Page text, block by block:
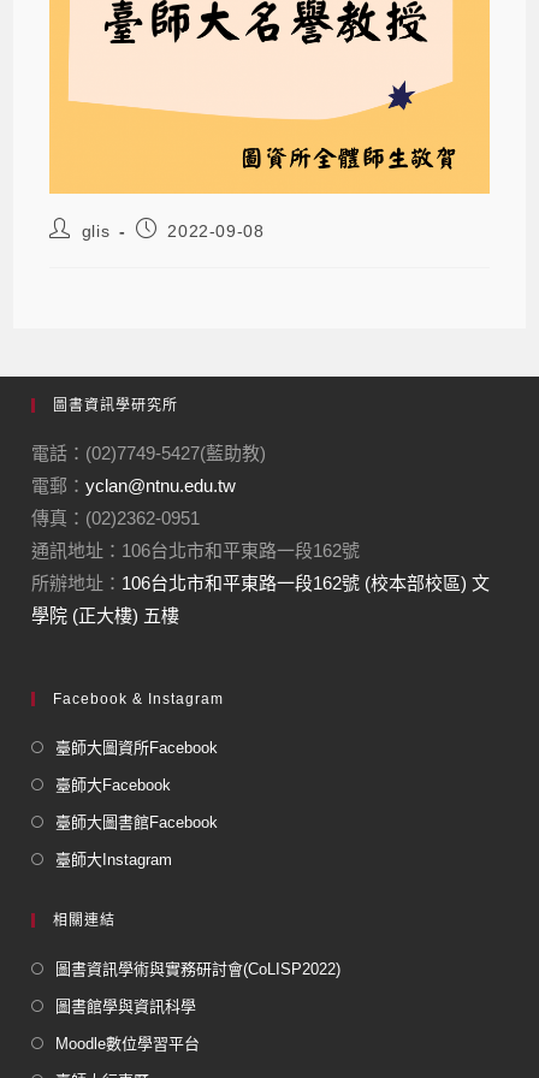
glis 2022-09-08
圖書資訊學研究所
電話：(02)7749-5427(藍助教)
電郵：yclan@ntnu.edu.tw
傳真：(02)2362-0951
通訊地址：106台北市和平東路一段162號
所辦地址： 106台北市和平東路一段162號 (校本部校區) 文
學院 (正大樓) 五樓
Facebook & Instagram
臺師大圖資所Facebook
臺師大Facebook
臺師大圖書館Facebook
臺師大Instagram
相關連結
圖書資訊學術與實務研討會(CoLISP2022)
圖書館學與資訊科學
Moodle數位學習平台